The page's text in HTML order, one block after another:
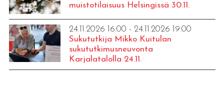
muistotilaisuus Helsingissä 30.11.
24.11.2026 16:00 - 24.11.2026 19:00
Sukututkija Mikko Kuitulan
sukututkimusneuvonta
Karjalatalolla 24.11.